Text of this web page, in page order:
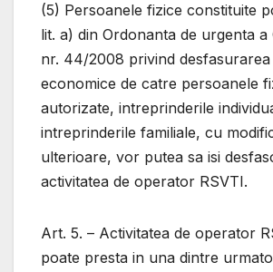
(5) Persoanele fizice constituite
lit. a) din Ordonanta de urgenta
nr. 44/2008 privind
economice de catre persoanele
autorizate, intreprinderile
intreprinderile familiale, cu
ulterioare, vor putea sa isi
activitatea de operator RSVTI.
Art. 5. – Activitatea de operator
poate presta in una dintre